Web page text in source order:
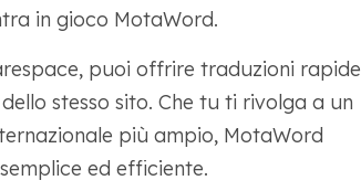
in gioco MotaWord.
puoi offrire traduzioni rapide
stesso sito. Che tu ti rivolga a un
più ampio, MotaWord
ed efficiente.